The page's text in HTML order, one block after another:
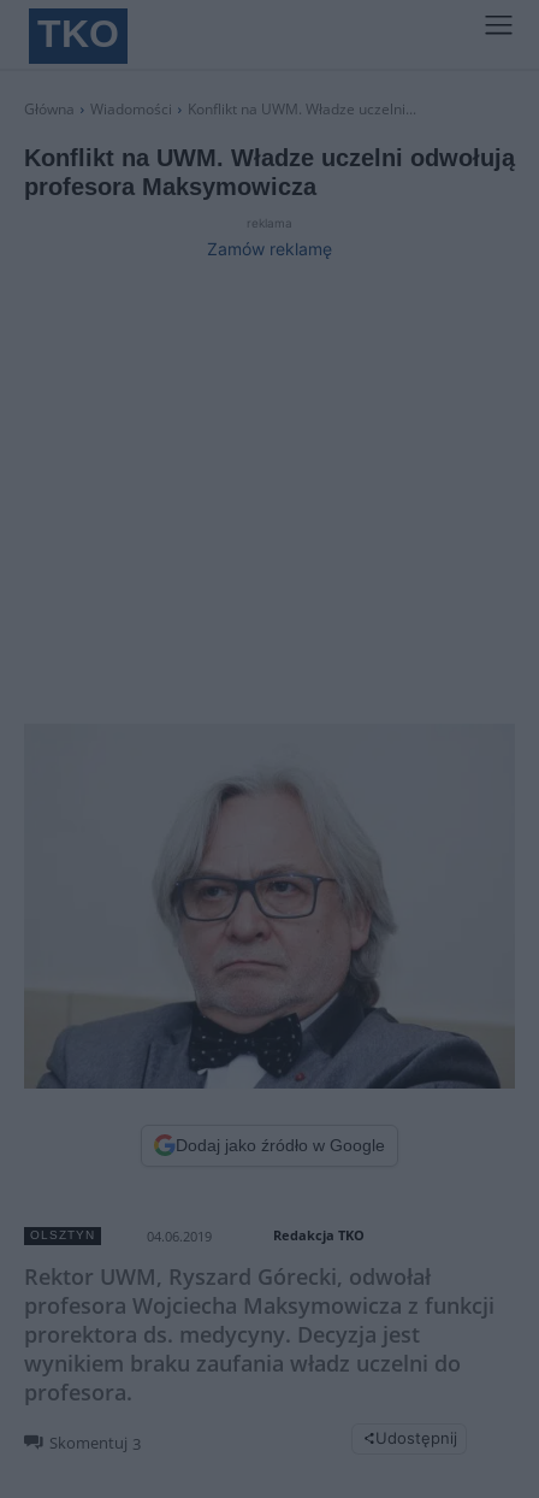
TKO
Główna Wiadomości Konflikt na UWM. Władze uczelni...
Konflikt na UWM. Władze uczelni odwołują
profesora Maksymowicza
reklama
Zamów reklamę
Dodaj jako źródło w Google
OLSZTYN 04.06.2019 Redakcja TKO
Rektor UWM, Ryszard Górecki, odwołał
profesora Wojciecha Maksymowicza z funkcji
prorektora ds. medycyny. Decyzja jest
wynikiem braku zaufania władz uczelni do
profesora.
Skomentuj 3 Udostępnij